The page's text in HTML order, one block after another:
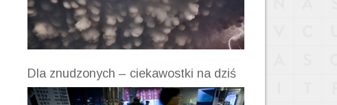
Dla znudzonych – ciekawostki na dziś